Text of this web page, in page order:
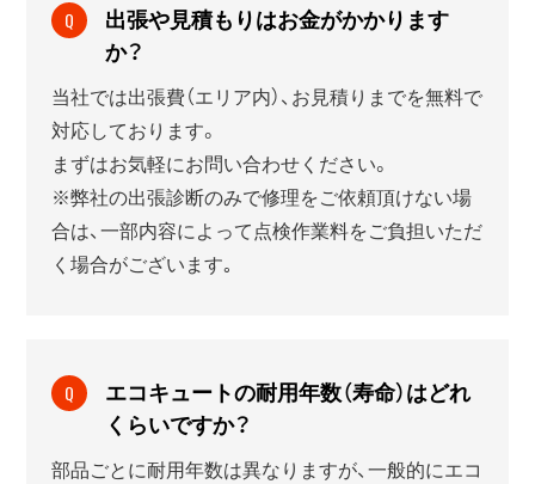
Q
出張や見積もりはお金がかかります
か？
当社では出張費（エリア内）、お見積りまでを無料で
対応しております。
まずはお気軽にお問い合わせください。
※弊社の出張診断のみで修理をご依頼頂けない場
合は、一部内容によって点検作業料をご負担いただ
く場合がございます｡
Q
エコキュートの耐用年数（寿命）はどれ
くらいですか？
部品ごとに耐用年数は異なりますが、一般的にエコ